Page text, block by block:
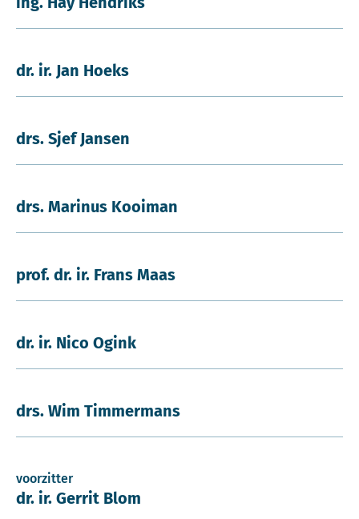
dr. ir. Jan Hoeks
drs. Sjef Jansen
drs. Marinus Kooiman
prof. dr. ir. Frans Maas
dr. ir. Nico Ogink
drs. Wim Timmermans
voorzitter
dr. ir. Gerrit Blom